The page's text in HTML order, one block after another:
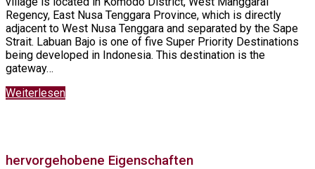
Regency, East Nusa Tenggara Province, which is directly
adjacent to West Nusa Tenggara and separated by the Sape
Strait. Labuan Bajo is one of five Super Priority Destinations
being developed in Indonesia. This destination is the
gateway…
Weiterlesen
hervorgehobene Eigenschaften